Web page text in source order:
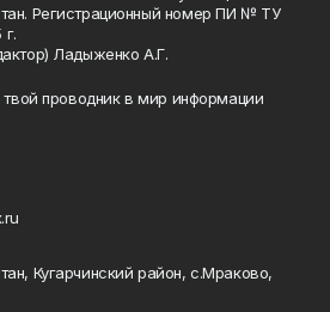
Регистрационный номер ПИ № ТУ
г.
Ладыженко А.Г.
твой проводник в мир информации
Кугарчинский район, с.Мраково,